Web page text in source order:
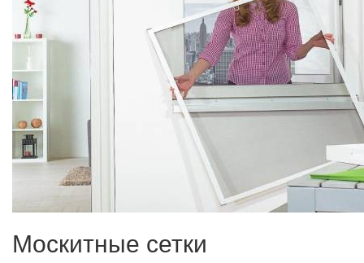
Москитные сетки